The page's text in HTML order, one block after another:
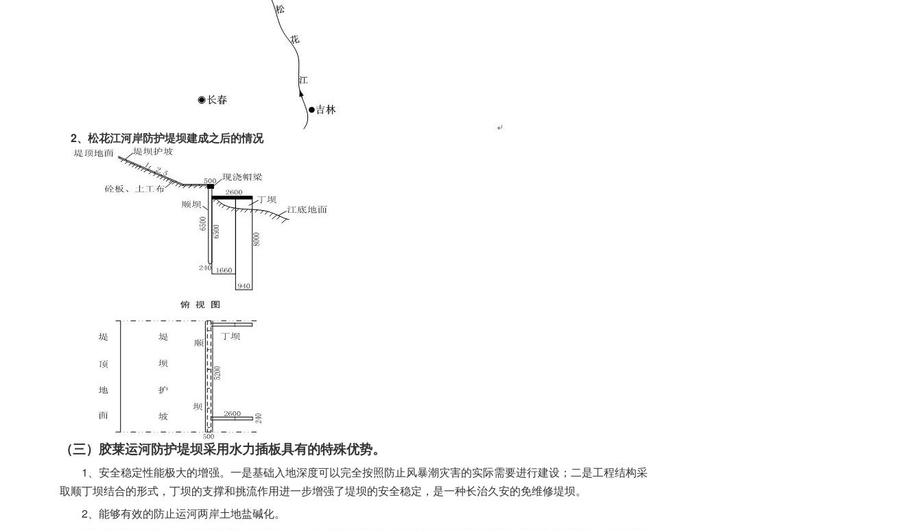
2、松花江河岸防护堤坝建成之后的情况
（三）胶莱运河防护堤坝采用水力插板具有的特殊优势。
1
、安全稳定性能极大的增强。一是基础入地深度可以完全按照防止风暴潮灾害的实际需要进行建设；二是工程结构采
取顺丁坝结合的形式，丁坝的支撑和挑流作用进一步增强了堤坝的安全稳定，是一种长治久安的免维修堤坝。
2 、能够有效的防止运河两岸土地盐碱化。